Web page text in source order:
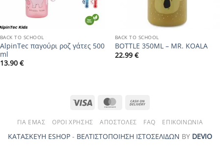
BACK TO SCHOOL
AlpinTec παγούρι ροζ γάτες 500
ml
13.90 €
BACK TO SCHOOL
BOTTLE 350ML – MR. KOALA
22.99 €
Visa MasterCard
Delivery
ΓΙΑ ΕΜΆΣ ΌΡΟΙ ΧΡΉΣΗΣ ΑΠΟΣΤΟΛΈΣ FAQ ΕΠΙΚΟΙΝΩΝΊΑ
ΚΑΤΑΣΚΕΥΗ ESHOP - ΒΕΛΤΙΣΤΟΠΟΙΗΣΗ ΙΣΤΟΣΕΛΙΔΩΝ ΒΥ DEVIO